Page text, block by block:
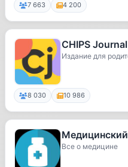
7 663 4 200
CHIPS
Издание для
8 030 10 986
Все о медицине